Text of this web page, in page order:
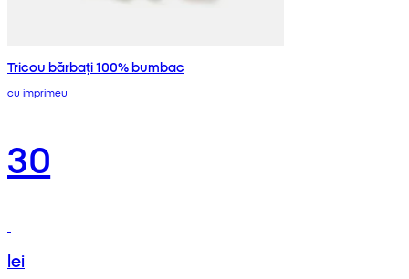
Tricou bărbați 100% bumbac
cu imprimeu
30
lei